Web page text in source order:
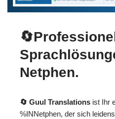
Netphen.
🔄 Guul Translations ist Ihr
%INNetphen, der sich